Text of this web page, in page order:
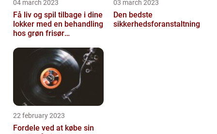
04 march 2023
Få liv og spil tilbage i dine
lokker med en behandling
hos grøn frisør
03 march 2023
Den bedste
sikkerhedsforanstaltning
22 february 2023
Fordele ved at købe sin